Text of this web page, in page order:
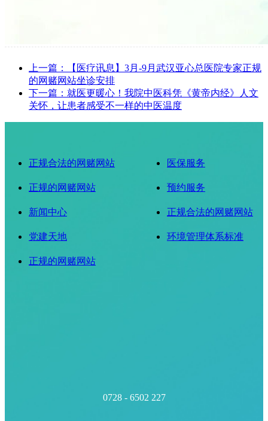
上一篇：【医疗讯息】3月-9月武汉亚心总医院专家正规
的网赌网站坐诊安排
下一篇：就医更暖心！我院中医科凭《黄帝内经》人文
关怀，让患者感受不一样的中医温度
正规合法的网赌网站
正规的网赌网站
新闻中心
党建天地
正规的网赌网站
医保服务
预约服务
正规合法的网赌网站
环境管理体系标准
0728 - 6502 227